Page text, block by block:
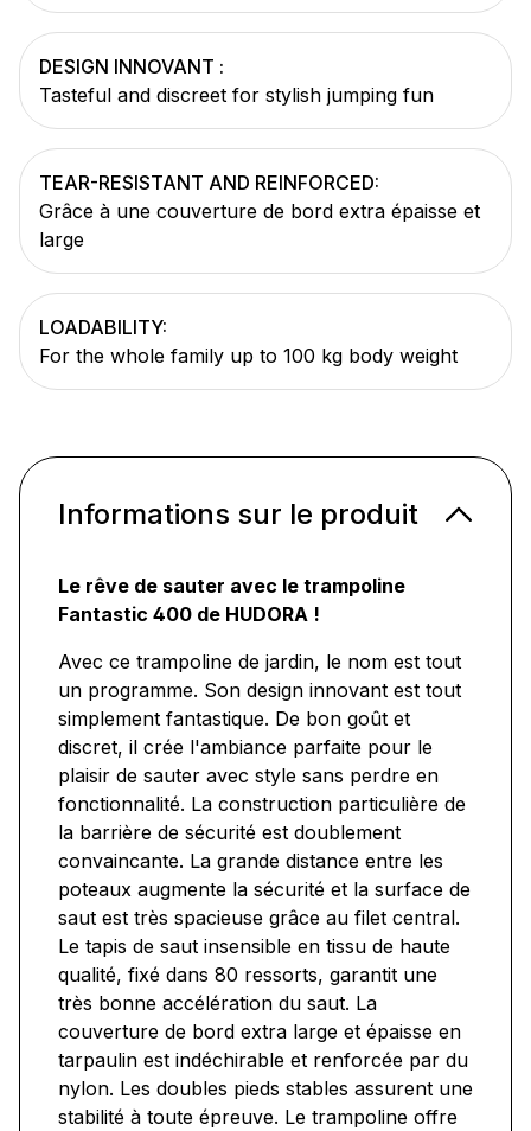
DESIGN INNOVANT :
Tasteful and discreet for stylish jumping fun
TEAR-RESISTANT AND REINFORCED:
Grâce à une couverture de bord extra épaisse et
large
LOADABILITY:
For the whole family up to 100 kg body weight
Informations sur le produit
Le rêve de sauter avec le trampoline
Fantastic 400 de HUDORA !
Avec ce trampoline de jardin, le nom est tout
un programme. Son design innovant est tout
simplement fantastique. De bon goût et
discret, il crée l'ambiance parfaite pour le
plaisir de sauter avec style sans perdre en
fonctionnalité. La construction particulière de
la barrière de sécurité est doublement
convaincante. La grande distance entre les
poteaux augmente la sécurité et la surface de
saut est très spacieuse grâce au filet central.
Le tapis de saut insensible en tissu de haute
qualité, fixé dans 80 ressorts, garantit une
très bonne accélération du saut. La
couverture de bord extra large et épaisse en
tarpaulin est indéchirable et renforcée par du
nylon. Les doubles pieds stables assurent une
stabilité à toute épreuve. Le trampoline offre